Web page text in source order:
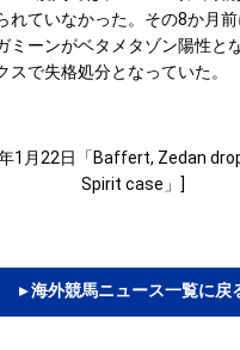
れていなかった。その8か月
ミーンがベタメタゾン陽性と
スで失格処分となっていた。
1月22日「Baffert, Zedan
Spirit case」]
▸ 海外競馬ニュース一覧に戻